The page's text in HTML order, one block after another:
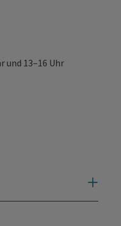
und 13–16 Uhr